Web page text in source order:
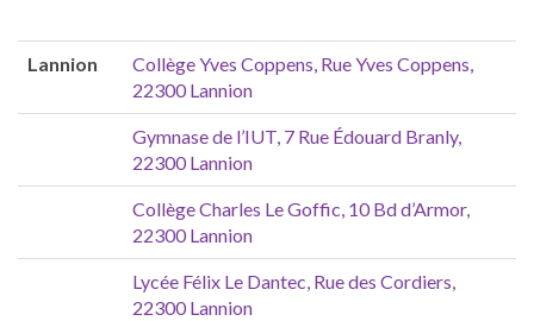
Lannion
Collège Yves Coppens, Rue Yves Coppens,
22300 Lannion
Gymnase de l’IUT, 7 Rue Édouard Branly,
22300 Lannion
Collège Charles Le Goffic, 10 Bd d’Armor,
22300 Lannion
Lycée Félix Le Dantec, Rue des Cordiers,
22300 Lannion